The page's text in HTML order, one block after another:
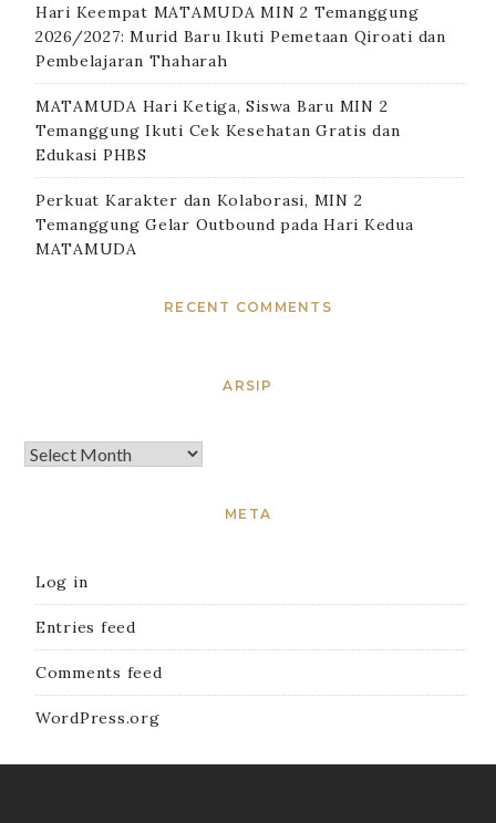
Hari Keempat MATAMUDA MIN 2 Temanggung
2026/2027: Murid Baru Ikuti Pemetaan Qiroati dan
Pembelajaran Thaharah
MATAMUDA Hari Ketiga, Siswa Baru MIN 2
Temanggung Ikuti Cek Kesehatan Gratis dan
Edukasi PHBS
Perkuat Karakter dan Kolaborasi, MIN 2
Temanggung Gelar Outbound pada Hari Kedua
MATAMUDA
RECENT COMMENTS
ARSIP
META
Log in
Entries feed
Comments feed
WordPress.org